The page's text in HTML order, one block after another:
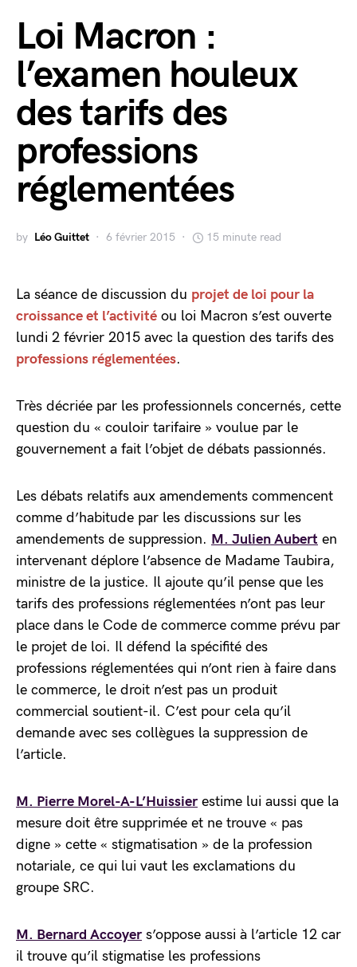
Loi Macron :
l’examen houleux
des tarifs des
professions
réglementées
by Léo Guittet 6 février 2015 15 minute read
La séance de discussion du projet de loi pour la
croissance et l’activité ou loi Macron s’est ouverte
lundi 2 février 2015 avec la question des tarifs des
professions réglementées.
Très décriée par les professionnels concernés, cette
question du « couloir tarifaire » voulue par le
gouvernement a fait l’objet de débats passionnés.
Les débats relatifs aux amendements commencent
comme d’habitude par les discussions sur les
amendements de suppression. M. Julien Aubert en
intervenant déplore l’absence de Madame Taubira,
ministre de la justice. Il ajoute qu’il pense que les
tarifs des professions réglementées n’ont pas leur
place dans le Code de commerce comme prévu par
le projet de loi. Il défend la spécifité des
professions réglementées qui n’ont rien à faire dans
le commerce, le droit n’est pas un produit
commercial soutient-il. C’est pour cela qu’il
demande avec ses collègues la suppression de
l’article.
M. Pierre Morel-A-L’Huissierestime lui aussi que la
mesure doit être supprimée et ne trouve « pas
digne » cette « stigmatisation » de la profession
notariale, ce qui lui vaut les exclamations du
groupe SRC.
M. Bernard Accoyers’oppose aussi à l’article 12 car
il trouve qu’il stigmatise les professions